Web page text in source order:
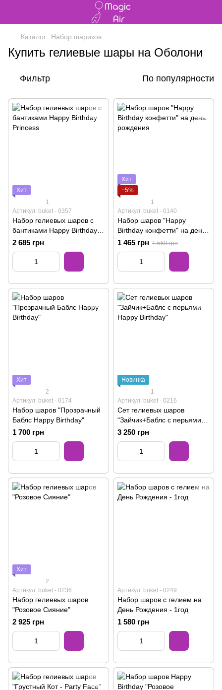
Каталог Набор шариков
Купить гелиевые шары на Оболони
Фильтр По популярности
Хит
1
Артикул: buket - 0357
Набор гелиевых шаров с
бантиками Happy Birthday
Princess
2 685 грн
Хит
−5%
1
Артикул: buket - 0140
Набор шаров "Happy
Birthday конфетти" на день
рождения
1 465 грн 1 550 грн
Хит
2
Артикул: buket - 0174
Набор шаров "Прозрачный
Баблс Happy Birthday"
1 700 грн
Новинка
1
Артикул: buket - 0216
Сет гелиевых шаров
"Зайчик+Баблс с перьями
Happy Birthday"
3 250 грн
Хит
2
Артикул: buket - 0236
Набор гелиевых шаров
"Розовое Сияние"
2 925 грн
Артикул: buket - 0249
Набор шаров с гелием на
День Рождения - 1год
1 580 грн